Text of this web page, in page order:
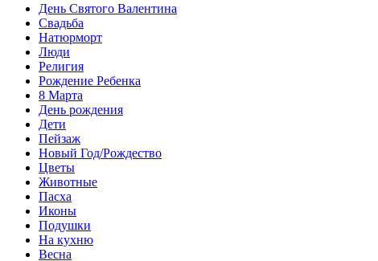
День Святого Валентина
Свадьба
Натюрморт
Люди
Религия
Рождение Ребенка
8 Марта
День рождения
Дети
Пейзаж
Новый Год/Рождество
Цветы
Животные
Пасха
Иконы
Подушки
На кухню
Весна